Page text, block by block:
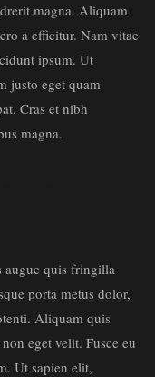
magna. Aliquam
a efficitur. Nam vitae
ipsum. Ut
justo eget quam
Cras et nibh
magna.
augue quis fringilla
porta metus dolor,
Aliquam quis
eget velit. Fusce eu
Ut sapien elit,